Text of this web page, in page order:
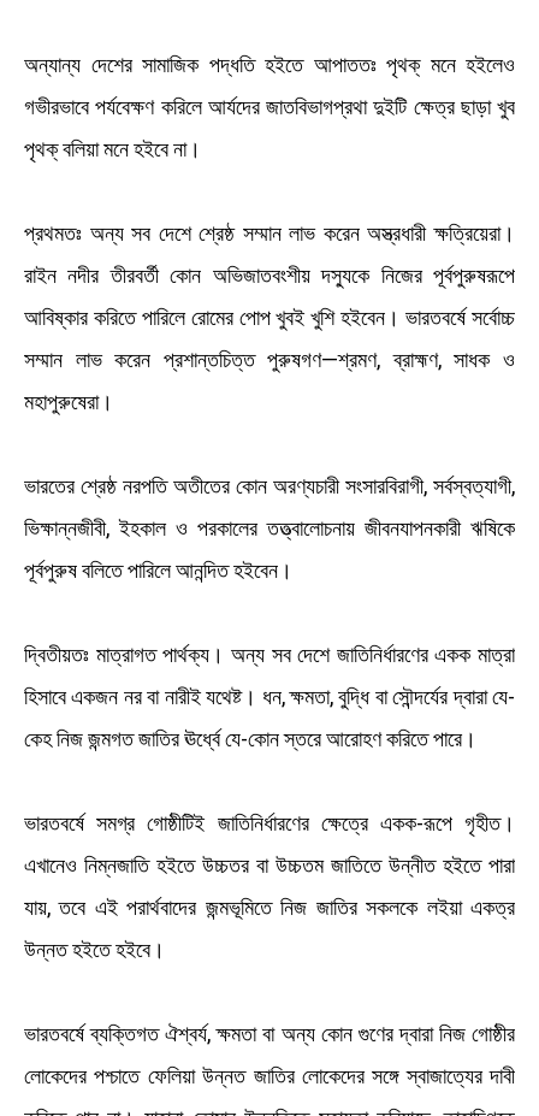
অন্যান্য দেশের সামাজিক পদ্ধতি হইতে আপাততঃ পৃথক্ মনে হইলেও
গভীরভাবে পর্যবেক্ষণ করিলে আর্যদের জাতবিভাগপ্রথা দুইটি ক্ষেত্র ছাড়া খুব
পৃথক্ বলিয়া মনে হইবে না।
প্রথমতঃ অন্য সব দেশে শ্রেষ্ঠ সম্মান লাভ করেন অস্ত্রধারী ক্ষত্রিয়েরা।
রাইন নদীর তীরবর্তী কোন অভিজাতবংশীয় দস্যুকে নিজের পূর্বপুরুষরূপে
আবিষ্কার করিতে পারিলে রোমের পোপ খুবই খুশি হইবেন। ভারতবর্ষে সর্বোচ্চ
সম্মান লাভ করেন প্রশান্তচিত্ত পুরুষগণ—শ্রমণ, ব্রাহ্মণ, সাধক ও
মহাপুরুষেরা।
ভারতের শ্রেষ্ঠ নরপতি অতীতের কোন অরণ্যচারী সংসারবিরাগী, সর্বস্বত্যাগী,
ভিক্ষান্নজীবী, ইহকাল ও পরকালের তত্ত্বালোচনায় জীবনযাপনকারী ঋষিকে
পূর্বপুরুষ বলিতে পারিলে আনন্দিত হইবেন।
দ্বিতীয়তঃ মাত্রাগত পার্থক্য। অন্য সব দেশে জাতিনির্ধারণের একক মাত্রা
হিসাবে একজন নর বা নারীই যথেষ্ট। ধন, ক্ষমতা, বুদ্ধি বা সৌন্দর্যের দ্বারা যে-
কেহ নিজ জন্মগত জাতির ঊর্ধ্বে যে-কোন স্তরে আরোহণ করিতে পারে।
ভারতবর্ষে সমগ্র গোষ্ঠীটিই জাতিনির্ধারণের ক্ষেত্রে একক-রূপে গৃহীত।
এখানেও নিম্নজাতি হইতে উচ্চতর বা উচ্চতম জাতিতে উন্নীত হইতে পারা
যায়, তবে এই পরার্থবাদের জন্মভূমিতে নিজ জাতির সকলকে লইয়া একত্র
উন্নত হইতে হইবে।
ভারতবর্ষে ব্যক্তিগত ঐশ্বর্য, ক্ষমতা বা অন্য কোন গুণের দ্বারা নিজ গোষ্ঠীর
লোকেদের পশ্চাতে ফেলিয়া উন্নত জাতির লোকেদের সঙ্গে স্বাজাত্যের দাবী